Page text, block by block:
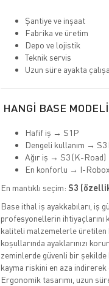
Şantiye ve inşaat
Fabrika ve üretim
Depo ve lojistik
Teknik servis
Uzun süre ayakta
HANGİ BASE
Hafif iş → S1P
Dengeli kullanım → S3
Ağır iş → S3 (K-Road)
En konforlu → I-Robox
En mantıklı seçim: S3
Base ithal iş ayakkabıları, iş
profesyonellerin ihtiyaçlarını
kaliteli malzemelerle üretilen
koşullarında ayaklarınızı
zeminlerde güvenli bir şekilde
kayma riskini en aza indirerek
Ergonomik tasarımı, uzun